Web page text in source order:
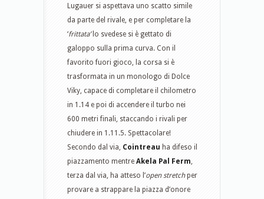
Lugauer si aspettava uno scatto simile
da parte del rivale, e per completare la
‘frittata’lo svedese si è gettato di
galoppo sulla prima curva. Con il
favorito fuori gioco, la corsa si è
trasformata in un monologo di Dolce
Viky, capace di completare il chilometro
in 1.14 e poi di accendere il turbo nei
600 metri finali, staccando i rivali per
chiudere in 1.11.5. Spettacolare!
Secondo dal via, Cointreau ha difeso il
piazzamento mentre Akela Pal Ferm,
terza dal via, ha atteso l’open stretchper
provare a strappare la piazza d’onore